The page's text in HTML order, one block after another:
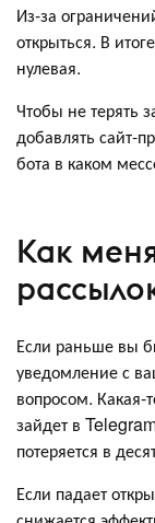
Из-за
открыться. В
нулевая.
Чтобы не терять
добавлять сайт-
бота в каком
Как
Если раньше вы
уведомление с
вопросом. Какая-
зайдет в
потеряется в
Если падает